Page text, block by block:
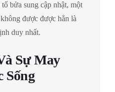
bửa sung cập nhật, một
được được hẳn là
duy nhất.
Sự May
Sống